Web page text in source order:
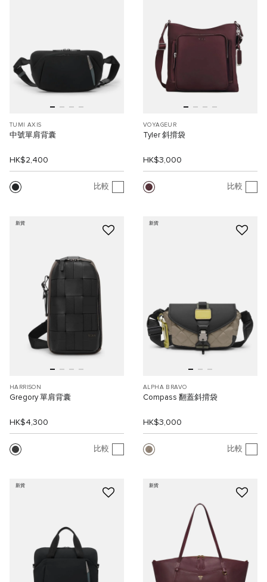
TUMI AXIS
中號單肩背囊
HK$2,400
比較
VOYAGEUR
Tyler 斜揹袋
HK$3,000
比較
新貨
HARRISON
Gregory 單肩背囊
HK$4,300
比較
新貨
ALPHA BRAVO
Compass 翻蓋斜揹袋
HK$3,000
比較
新貨 新貨